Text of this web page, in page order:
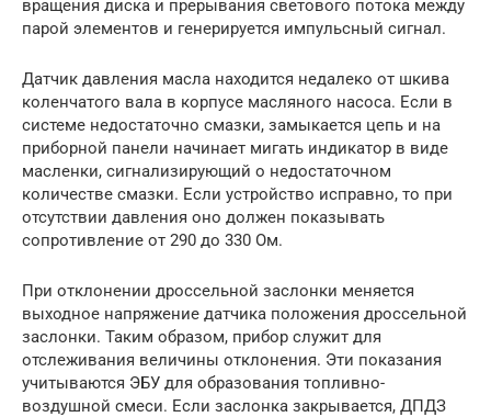
вращения диска и прерывания светового потока между
парой элементов и генерируется импульсный сигнал.
Датчик давления масла находится недалеко от шкива
коленчатого вала в корпусе масляного насоса. Если в
системе недостаточно смазки, замыкается цепь и на
приборной панели начинает мигать индикатор в виде
масленки, сигнализирующий о недостаточном
количестве смазки. Если устройство исправно, то при
отсутствии давления оно должен показывать
сопротивление от 290 до 330 Ом.
При отклонении дроссельной заслонки меняется
выходное напряжение датчика положения дроссельной
заслонки. Таким образом, прибор служит для
отслеживания величины отклонения. Эти показания
учитываются ЭБУ для образования топливно-
воздушной смеси. Если заслонка закрывается, ДПДЗ